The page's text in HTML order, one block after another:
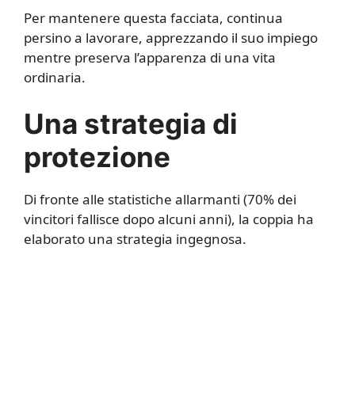
Per mantenere questa facciata, continua
persino a lavorare, apprezzando il suo impiego
mentre preserva l’apparenza di una vita
ordinaria.
Una strategia di
protezione
Di fronte alle statistiche allarmanti (70% dei
vincitori fallisce dopo alcuni anni), la coppia ha
elaborato una strategia ingegnosa.